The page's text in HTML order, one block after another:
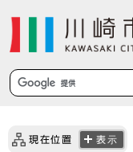
現在位置 表示